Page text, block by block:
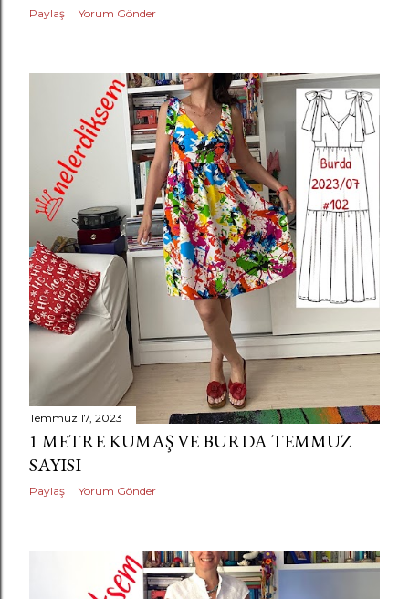
Paylaş Yorum Gönder
Temmuz 17, 2023
1 METRE KUMAŞ VE BURDA TEMMUZ
SAYISI
Paylaş Yorum Gönder